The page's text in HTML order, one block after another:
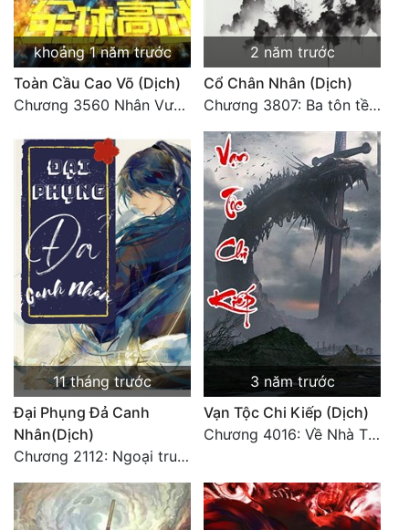
khoảng 1 năm trước
Toàn Cầu Cao Võ (Dịch)
Chương 3560 Nhân Vương trở về - END
2 năm trước
Cổ Chân Nhân (Dịch)
Chương 3807: Ba tôn tề công Thiên Đình (2)
11 tháng trước
Đại Phụng Đả Canh
Nhân(Dịch)
Chương 2112: Ngoại truyện 3 - Tiệc mừng công
3 năm trước
Vạn Tộc Chi Kiếp (Dịch)
Chương 4016: Về Nhà Thôi... (Đại Kết Cục)